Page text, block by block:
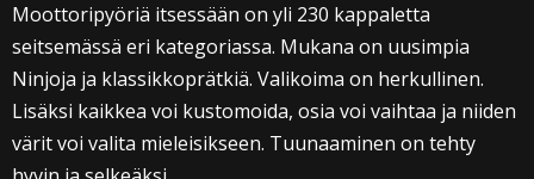
Moottoripyöriä itsessään on yli 230 kappaletta
seitsemässä eri kategoriassa. Mukana on uusimpia
Ninjoja ja klassikkoprätkiä. Valikoima on herkullinen.
Lisäksi kaikkea voi kustomoida, osia voi vaihtaa ja niiden
värit voi valita mieleisikseen. Tuunaaminen on tehty